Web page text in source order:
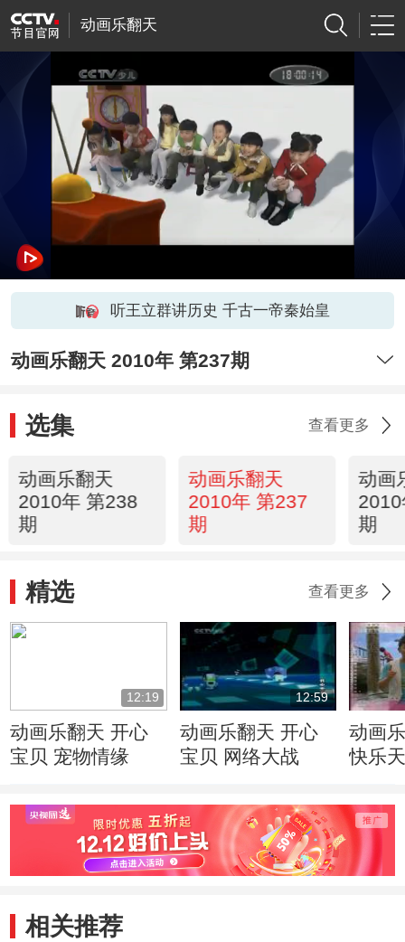
动画乐翻天
听王立群讲历史 千古一帝秦始皇
动画乐翻天 2010年 第237期
选集 查看更多
动画乐翻天
2010年 第238
期
动画乐翻天
2010年 第237
期
动画
期
精选 查看更多
12:19
动画乐翻天 开心
宝贝 宠物情缘
12:59
动画乐翻天 开心
宝贝 网络大战
动画
快乐
相关推荐